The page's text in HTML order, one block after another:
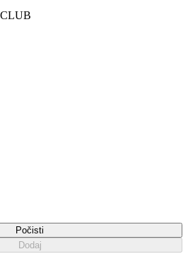
Počisti
Dodaj